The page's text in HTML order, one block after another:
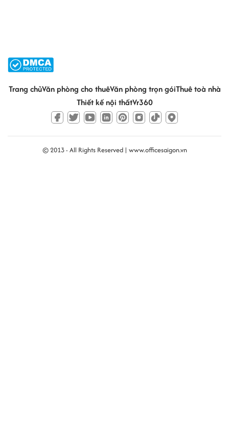
Trang chủVăn phòng cho thuêVăn phòng trọn góiThuê toà nhà
Thiết kế nội thấtVr360
© 2013 - All Rights Reserved | www.officesaigon.vn